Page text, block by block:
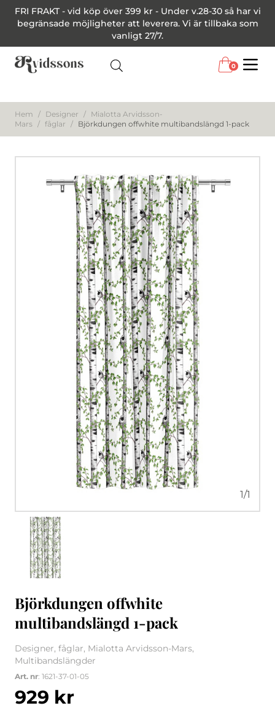
FRI FRAKT - vid köp över 399 kr - Under v.28-30 så har vi
begränsade möjligheter att leverera. Vi är tillbaka som
vanligt 27/7.
0
Hem / Designer / Mialotta Arvidsson-
Mars / fåglar / Björkdungen offwhite multibandslängd 1-pack
1/1
Björkdungen offwhite
multibandslängd 1-pack
Designer, fåglar, Mialotta Arvidsson-Mars,
Multibandslängder
Art. nr: 1621-37-01-05
929 kr